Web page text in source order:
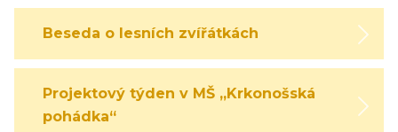
Beseda o lesních zvířátkách
Projektový týden v MŠ „Krkonošská
pohádka“